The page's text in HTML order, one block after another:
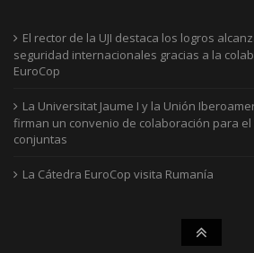
El rector de la UJI destaca los logros
seguridad internacionales gracias a la
EuroCop
La Universitat Jaume I y la Unión
firman un convenio de colaboración para
conjuntas
La Cátedra EuroCop visita Rumanía